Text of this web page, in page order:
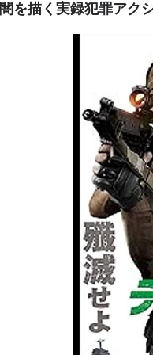
闇を描く実録犯罪アク